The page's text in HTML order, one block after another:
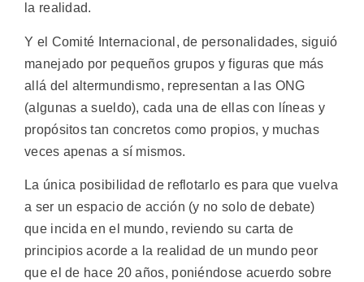
la realidad.
Y el Comité Internacional, de personalidades, siguió
manejado por pequeños grupos y figuras que más
allá del altermundismo, representan a las ONG
(algunas a sueldo), cada una de ellas con líneas y
propósitos tan concretos como propios, y muchas
veces apenas a sí mismos.
La única posibilidad de reflotarlo es para que vuelva
a ser un espacio de acción (y no solo de debate)
que incida en el mundo, reviendo su carta de
principios acorde a la realidad de un mundo peor
que el de hace 20 años, poniéndose acuerdo sobre